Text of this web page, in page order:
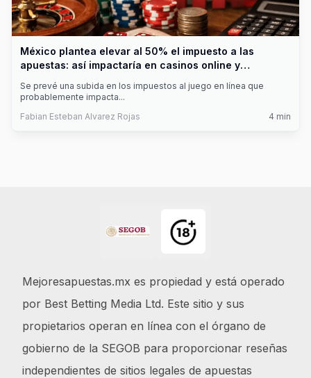
México plantea elevar al 50% el impuesto a las
apuestas: así impactaría en casinos online y
Se prevé una subida en los impuestos al juego en línea que
probablemente impacta...
Fabian Esteban Alvarez Rojas
4 min
Mejoresapuestas.mx es propiedad y está operado
por Best Betting Media Ltd. Este sitio y sus
propietarios operan en línea con el órgano de
gobierno de la SEGOB para proporcionar reseñas
independientes de sitios legales de apuestas